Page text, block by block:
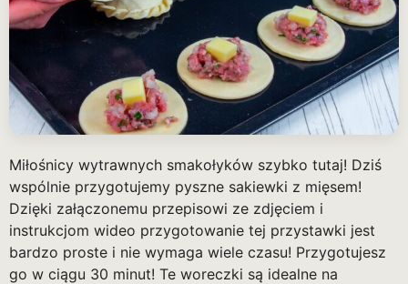
Miłośnicy wytrawnych smakołyków szybko tutaj! Dziś
wspólnie przygotujemy pyszne sakiewki z mięsem!
Dzięki załączonemu przepisowi ze zdjęciem i
instrukcjom wideo przygotowanie tej przystawki jest
bardzo proste i nie wymaga wiele czasu! Przygotujesz
go w ciągu 30 minut! Te woreczki są idealne na